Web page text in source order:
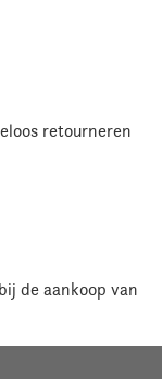
retourneren
de aankoop van